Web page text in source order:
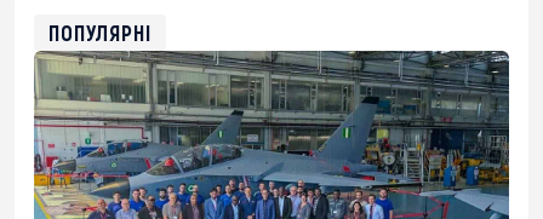
0xfD02863D3289416fcF50975c9DFda13623f97758
ПОПУЛЯРНІ